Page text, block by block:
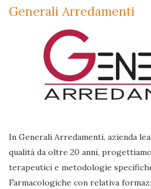
Generali Arredamenti
In Generali Arredamenti, azienda
qualità da oltre 20 anni,
terapeutici e metodologie
Farmacologiche con relativa